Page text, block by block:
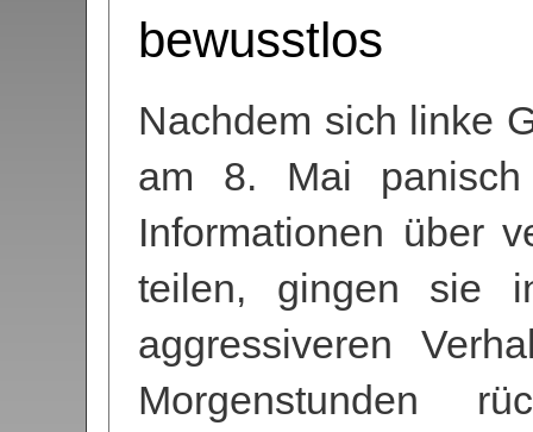
bewusstlos
Nachdem sich linke
am 8. Mai
Informationen über
teilen, gingen sie
aggressiveren
Morgenstunden